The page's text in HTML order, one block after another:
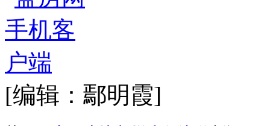
[编辑：鄢明霞]